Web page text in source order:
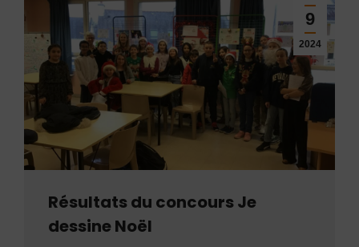
9
2024
Résultats du concours Je
dessine Noël